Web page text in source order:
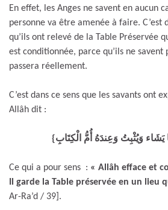
En effet, les Anges ne savent en aucun
personne va être amenée à faire. C’est
qu’ils ont relevé de la Table Préservée
est conditionnée, parce qu’ils ne savent
passera réellement.
C’est dans ce sens que les savants ont
Allâh dit :
Ce qui a pour sens : « Allâh efface et
Il garde la Table préservée en un lieu
Ar-Ra’d / 39].